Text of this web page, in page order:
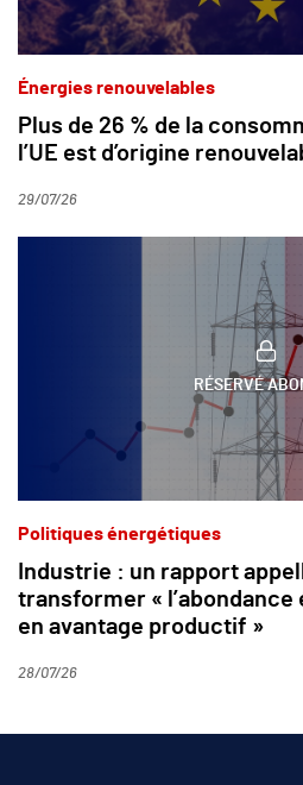
Énergies renouvelables
Plus de 26 % de la
l’UE est d’origine
29/07/26
RÉSERVÉ
Politiques énergétiques
Industrie : un rapport
transformer «
en avantage productif »
28/07/26